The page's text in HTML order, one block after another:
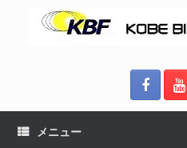
メニュー